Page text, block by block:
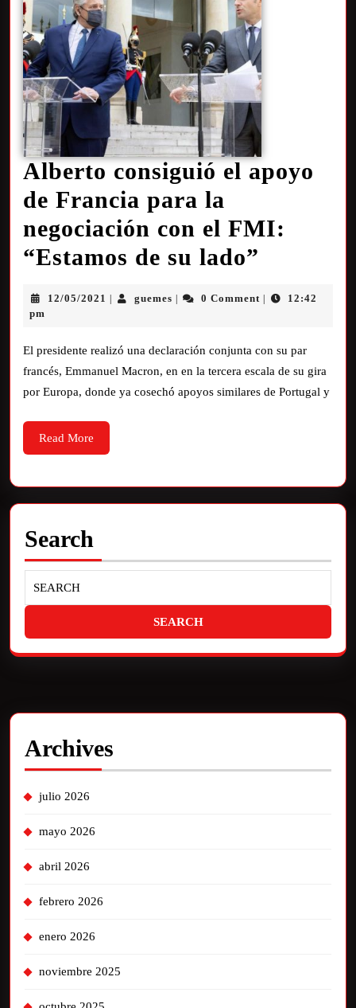
Alberto consiguió el apoyo
de Francia para la
negociación con el FMI:
“Estamos de su lado”
12/05/2021 guemes 0 Comment
12:42
pm
El presidente realizó una declaración conjunta con su par
francés, Emmanuel Macron, en en la tercera escala de su gira
por Europa, donde ya cosechó apoyos similares de Portugal y
Read More
Search
Archives
julio 2026
mayo 2026
abril 2026
febrero 2026
enero 2026
noviembre 2025